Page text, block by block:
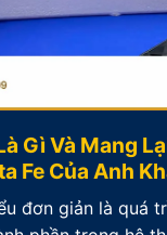
Gì Và Mang
Fe Của Anh
đơn giản là quá